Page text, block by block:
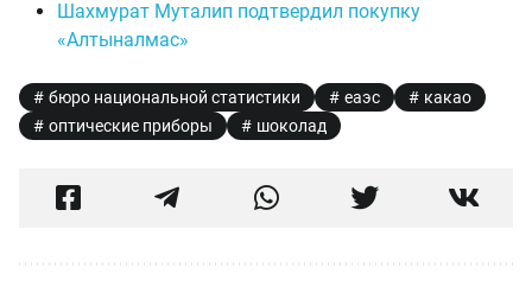
Шахмурат Муталип подтвердил покупку
«Алтыналмас»
бюро национальной статистики еаэс
какао
оптические приборы
шоколад